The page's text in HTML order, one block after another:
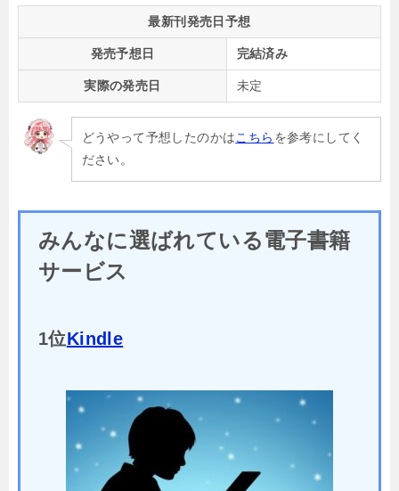
最新刊発売日予想
発売予想日 完結済み
実際の発売日 未定
どうやって予想したのかはこちら を参考にしてく
ださい。
みんなに選ばれている電子書籍
サービス
1位Kindle